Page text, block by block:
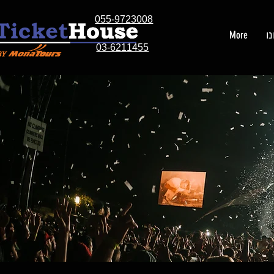
055-9723008
03-6211455
More